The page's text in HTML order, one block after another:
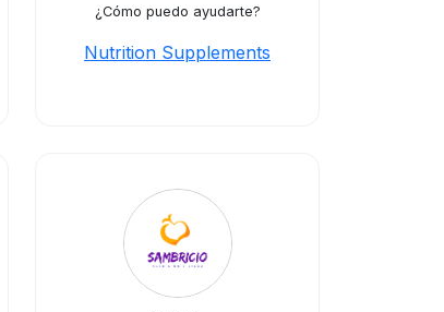
¿Cómo puedo ayudarte?
Nutrition Supplements